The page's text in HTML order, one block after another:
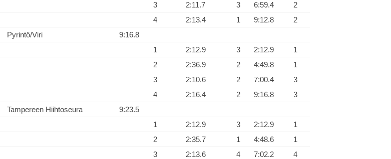
3 2:11.7 3 6:59.4
2
4 2:13.4 1 9:12.8
2
Pyrintö/Viri
9:16.8
1 2:12.9 3 2:12.9
1
2 2:36.9 2 4:49.8
1
3 2:10.6 2 7:00.4
3
4 2:16.4 2 9:16.8
3
Tampereen Hiihtoseura
9:23.5
1 2:12.9 3 2:12.9
1
2 2:35.7 1 4:48.6
1
3 2:13.6 4 7:02.2
4